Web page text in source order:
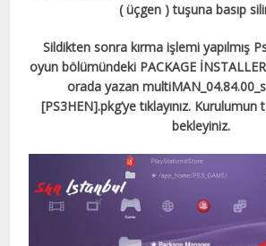
( üçgen ) tuşuna basıp
Sildikten sonra kırma işlemi yapılmış
oyun bölümündeki PACKAGE
orada yazan
[PS3HEN].pkg’ye tıklayınız. Kurulumun
bekleyiniz.